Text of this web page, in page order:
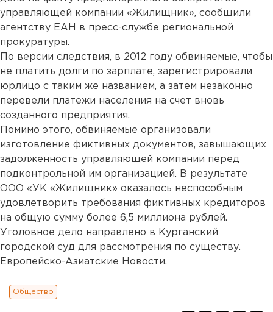
управляющей компании «Жилищник», сообщили
агентству ЕАН в пресс-службе региональной
прокуратуры.
По версии следствия, в 2012 году обвиняемые, чтобы
не платить долги по зарплате, зарегистрировали
юрлицо с таким же названием, а затем незаконно
перевели платежи населения на счет вновь
созданного предприятия.
Помимо этого, обвиняемые организовали
изготовление фиктивных документов, завышающих
задолженность управляющей компании перед
подконтрольной им организацией. В результате
ООО «УК «Жилищник» оказалось неспособным
удовлетворить требования фиктивных кредиторов
на общую сумму более 6,5 миллиона рублей.
Уголовное дело направлено в Курганский
городской суд для рассмотрения по существу.
Европейско-Азиатские Новости.
Общество